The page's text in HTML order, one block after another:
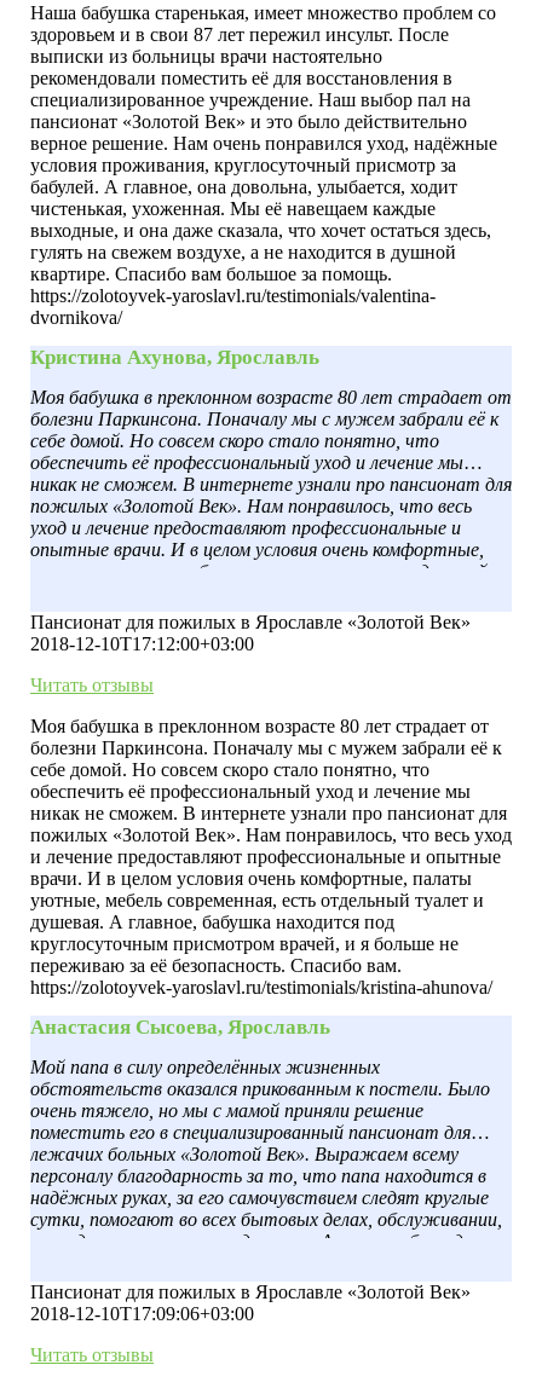
Наша бабушка старенькая, имеет множество проблем со
здоровьем и в свои 87 лет пережил инсульт. После
выписки из больницы врачи настоятельно
рекомендовали поместить её для восстановления в
специализированное учреждение. Наш выбор пал на
пансионат «Золотой Век» и это было действительно
верное решение. Нам очень понравился уход, надёжные
условия проживания, круглосуточный присмотр за
бабулей. А главное, она довольна, улыбается, ходит
чистенькая, ухоженная. Мы её навещаем каждые
выходные, и она даже сказала, что хочет остаться здесь,
гулять на свежем воздухе, а не находится в душной
квартире. Спасибо вам большое за помощь.
https://zolotoyvek-yaroslavl.ru/testimonials/valentina-
dvornikova/
Кристина Ахунова, Ярославль
Моя бабушка в преклонном возрасте 80 лет страдает от
болезни Паркинсона. Поначалу мы с мужем забрали её к
себе домой. Но совсем скоро стало понятно, что
обеспечить её профессиональный уход и лечение мы
никак не сможем. В интернете узнали про пансионат для
пожилых «Золотой Век». Нам понравилось, что весь
уход и лечение предоставляют профессиональные и
опытные врачи. И в целом условия очень комфортные,
палаты уютные, мебель современная, есть отдельный
круглосуточным присмотром врачей, и я больше не
переживаю за её безопасность. Спасибо вам.
Пансионат для пожилых в Ярославле «Золотой Век»
2018-12-10T17:12:00+03:00
Читать отзывы
Моя бабушка в преклонном возрасте 80 лет страдает от
болезни Паркинсона. Поначалу мы с мужем забрали её к
себе домой. Но совсем скоро стало понятно, что
обеспечить её профессиональный уход и лечение мы
никак не сможем. В интернете узнали про пансионат для
пожилых «Золотой Век». Нам понравилось, что весь уход
и лечение предоставляют профессиональные и опытные
врачи. И в целом условия очень комфортные, палаты
уютные, мебель современная, есть отдельный туалет и
душевая. А главное, бабушка находится под
круглосуточным присмотром врачей, и я больше не
переживаю за её безопасность. Спасибо вам.
https://zolotoyvek-yaroslavl.ru/testimonials/kristina-ahunova/
Анастасия Сысоева, Ярославль
Мой папа в силу определённых жизненных
обстоятельств оказался прикованным к постели. Было
очень тяжело, но мы с мамой приняли решение
поместить его в специализированный пансионат для
лежачих больных «Золотой Век». Выражаем всему
персоналу благодарность за то, что папа находится в
надёжных руках, за его самочувствием следят круглые
сутки, помогают во всех бытовых делах, обслуживании,
переодевают, меняют подгузники. А главное, благодаря
жизнь вновь приобрела смысл. И всё это благодаря вам и
вашему профессионализму.
Пансионат для пожилых в Ярославле «Золотой Век»
2018-12-10T17:09:06+03:00
Читать отзывы